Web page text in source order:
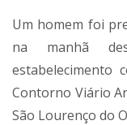
Um homem foi
na manhã
estabelecimento
Contorno Viário
São Lourenço do